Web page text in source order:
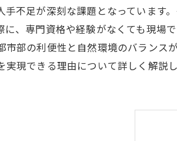
手不足が深刻な課題となっています
に、専門資格や経験がなくても現場
市部の利便性と自然環境のバランス
実現できる理由について詳しく解説し